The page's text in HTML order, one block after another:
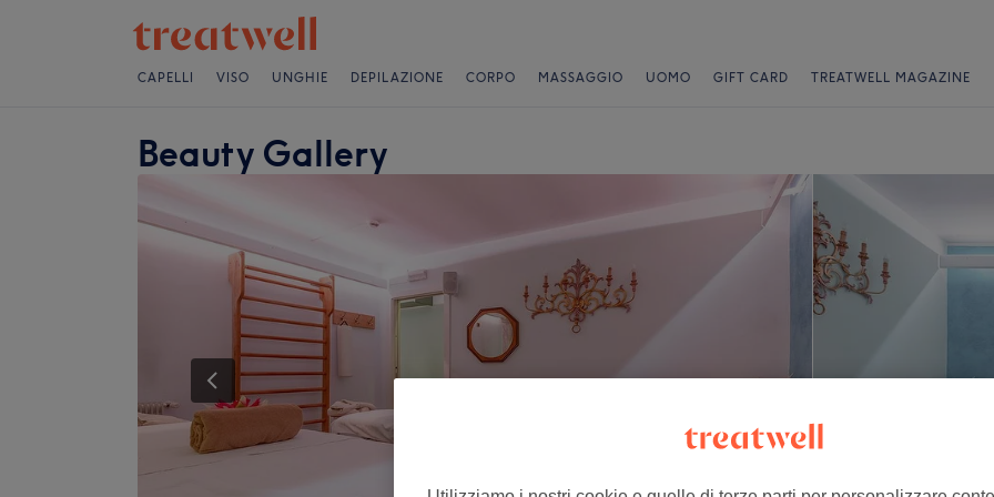
CAPELLI VISO UNGHIE DEPILAZIONE CORPO MASSAGGIO UOMO GIFT CARD TREATWELL MAGAZINE
Beauty Gallery